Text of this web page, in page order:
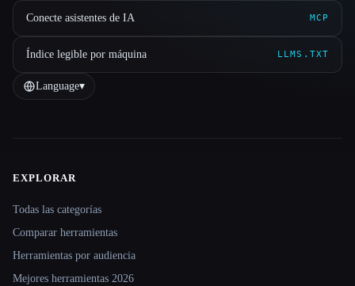
Conecte asistentes de IA MCP
Índice legible por máquina LLMS.TXT
Language▾
Site navigation
EXPLORAR
Todas las categorías
Comparar herramientas
Herramientas por audiencia
Mejores herramientas 2026